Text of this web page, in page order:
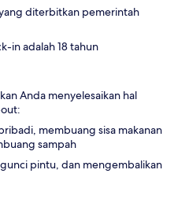
diterbitkan pemerintah
in adalah 18 tahun
Anda menyelesaikan hal
membuang sisa makanan
sampah
pintu, dan mengembalikan